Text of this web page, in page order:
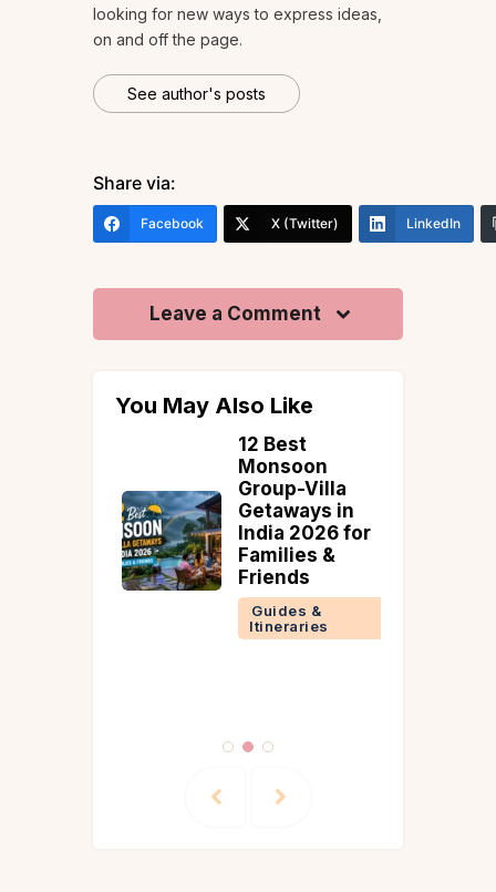
looking for new ways to express ideas,
on and off the page.
See author's posts
Share via:
Facebook X (Twitter) LinkedIn
Leave a Comment
You May Also Like
12 Best
Monsoon
Group-Villa
Getaways in
India 2026 for
Families &
Friends
Guides &
Itineraries